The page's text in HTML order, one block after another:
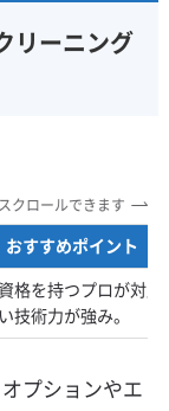
リーニング
スクロールできます
おすすめポイント
格を持つプロが対
技術力が強み。
プションやエ